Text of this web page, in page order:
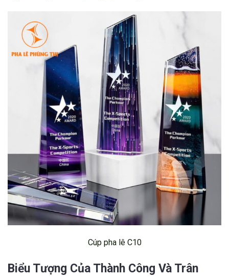
Cúp pha lê C10
Biểu Tượng Của Thành Công Và Trân